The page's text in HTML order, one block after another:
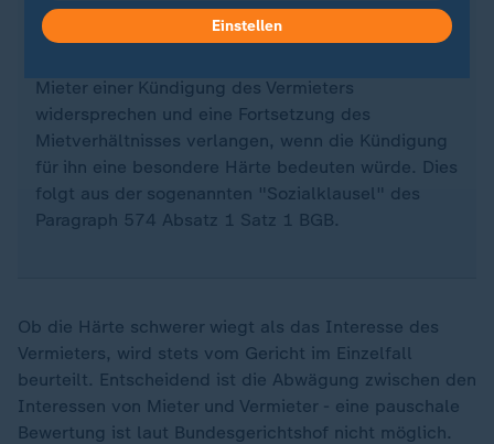
Schutzbedürftigkeit von Mietern an. Aufgrund
dessen hat der Gesetzgeber die Interessen von
Mieter einer Kündigung des Vermieters
widersprechen und eine Fortsetzung des
Mietverhältnisses verlangen, wenn die Kündigung
für ihn eine besondere Härte bedeuten würde. Dies
folgt aus der sogenannten "Sozialklausel" des
Paragraph 574 Absatz 1 Satz 1 BGB.
Ob die Härte schwerer wiegt als das Interesse des
Vermieters, wird stets vom Gericht im Einzelfall
beurteilt. Entscheidend ist die Abwägung zwischen den
Interessen von Mieter und Vermieter - eine pauschale
Bewertung ist laut Bundesgerichtshof nicht möglich.
Einstellen